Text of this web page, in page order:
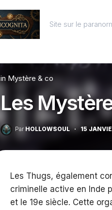
Site sur le
in Mystère & co
Les
Par HOLLOWSOUL · 15
Les Thugs, également
criminelle active en Inde
et le 19e siècle. Cette